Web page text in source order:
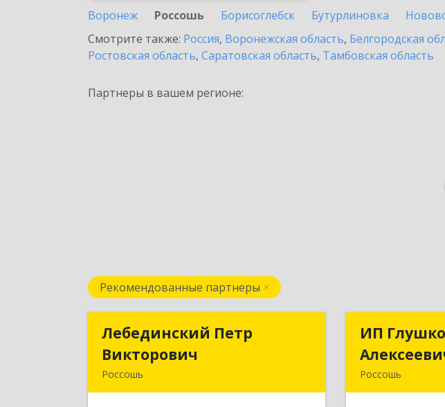
Воронеж
Россошь Борисоглебск Бутурлиновка
Смотрите также: Россия, Воронежская область, Белгородская
Ростовская область, Саратовская область, Тамбовская область
Партнеры в вашем регионе:
Рекомендованные партнеры
Лебединский Петр
Викторович
Россошь
Лебединский Петр
ИП
Россошь
ИП